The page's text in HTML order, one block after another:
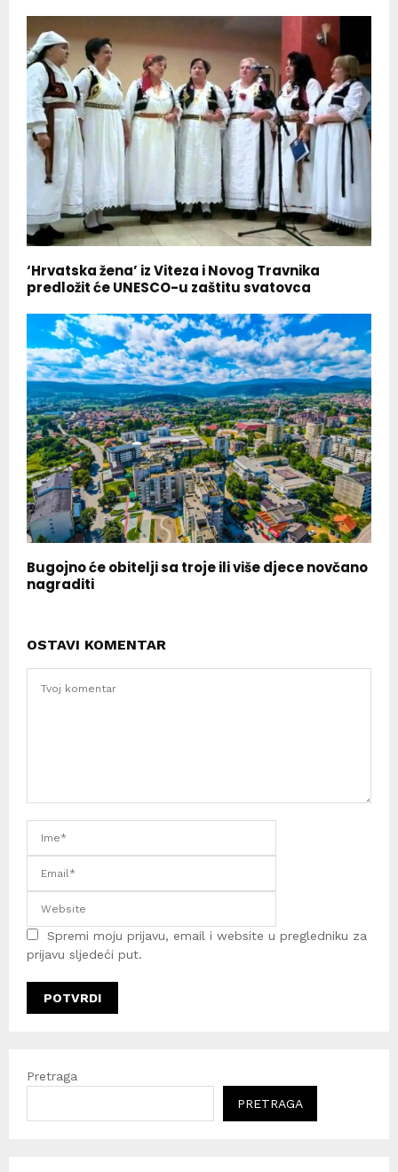
‘Hrvatska žena’ iz Viteza i Novog Travnika
predložit će UNESCO-u zaštitu svatovca
Bugojno će obitelji sa troje ili više djece novčano
nagraditi
OSTAVI KOMENTAR
Spremi moju prijavu, email i website u pregledniku za
prijavu sljedeći put.
Pretraga
PRETRAGA